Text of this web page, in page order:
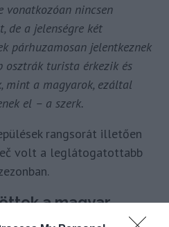
vonatkozóan nincsen
de a jelenségre két
párhuzamosan jelentkeznek
osztrák turista érkezik és
mint a magyarok, ezáltal
el – a szerk.
rangsorát illetően
volt a leglátogatottabb
a magyar